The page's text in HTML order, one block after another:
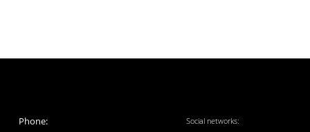
Phone: Social networks: